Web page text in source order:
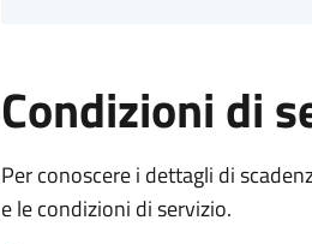
Condizioni di
Per conoscere i dettagli di
e le condizioni di servizio.